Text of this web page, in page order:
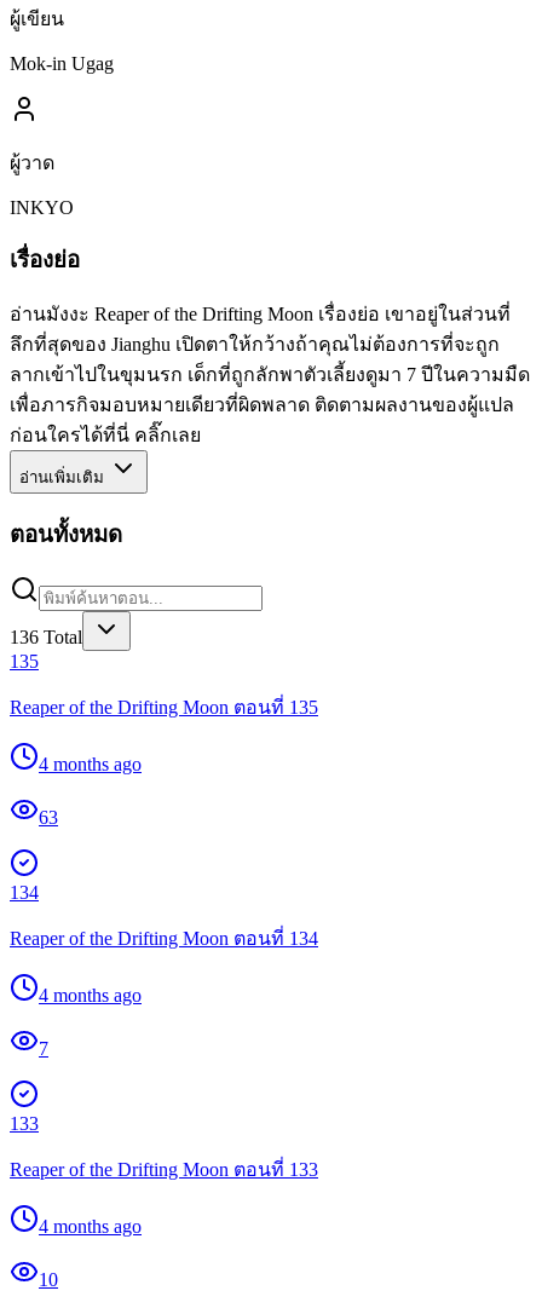
ผู้เขียน
Mok-in Ugag
ผู้วาด
INKYO
เรื่องย่อ
อ่านมังงะ Reaper of the Drifting Moon เรื่องย่อ เขาอยู่ในส่วนที่
ลึกที่สุดของ Jianghu เปิดตาให้กว้างถ้าคุณไม่ต้องการที่จะถูก
ลากเข้าไปในขุมนรก เด็กที่ถูกลักพาตัวเลี้ยงดูมา 7 ปีในความมืด
เพื่อภารกิจมอบหมายเดียวที่ผิดพลาด ติดตามผลงานของผู้แปล
ก่อนใครได้ที่นี่ คลิ๊กเลย
อ่านเพิ่มเติม
ตอนทั้งหมด
136 Total
135
Reaper of the Drifting Moon ตอนที่ 135
4 months ago
63
134
Reaper of the Drifting Moon ตอนที่ 134
4 months ago
7
133
Reaper of the Drifting Moon ตอนที่ 133
4 months ago
10